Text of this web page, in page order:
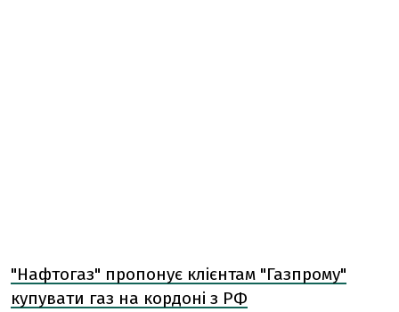
"Нафтогаз" пропонує клієнтам "Газпрому"
купувати газ на кордоні з РФ